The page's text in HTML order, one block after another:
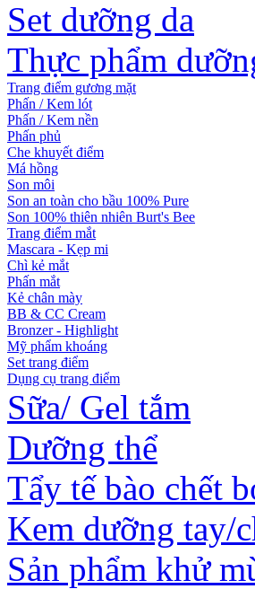
Set dưỡng da
Thực phẩm
Trang điểm gương mặt
Phấn / Kem lót
Phấn / Kem nền
Phấn phủ
Che khuyết điểm
Má hồng
Son môi
Son an toàn cho bầu 100% Pure
Son 100% thiên nhiên Burt's Bee
Trang điểm mắt
Mascara - Kẹp mi
Chì kẻ mắt
Phấn mắt
Kẻ chân mày
BB & CC Cream
Bronzer - Highlight
Mỹ phẩm khoáng
Set trang điểm
Dụng cụ trang điểm
Sữa/ Gel tắm
Dưỡng thể
Tẩy tế bào chết
Kem dưỡng tay/
Sản phẩm khử